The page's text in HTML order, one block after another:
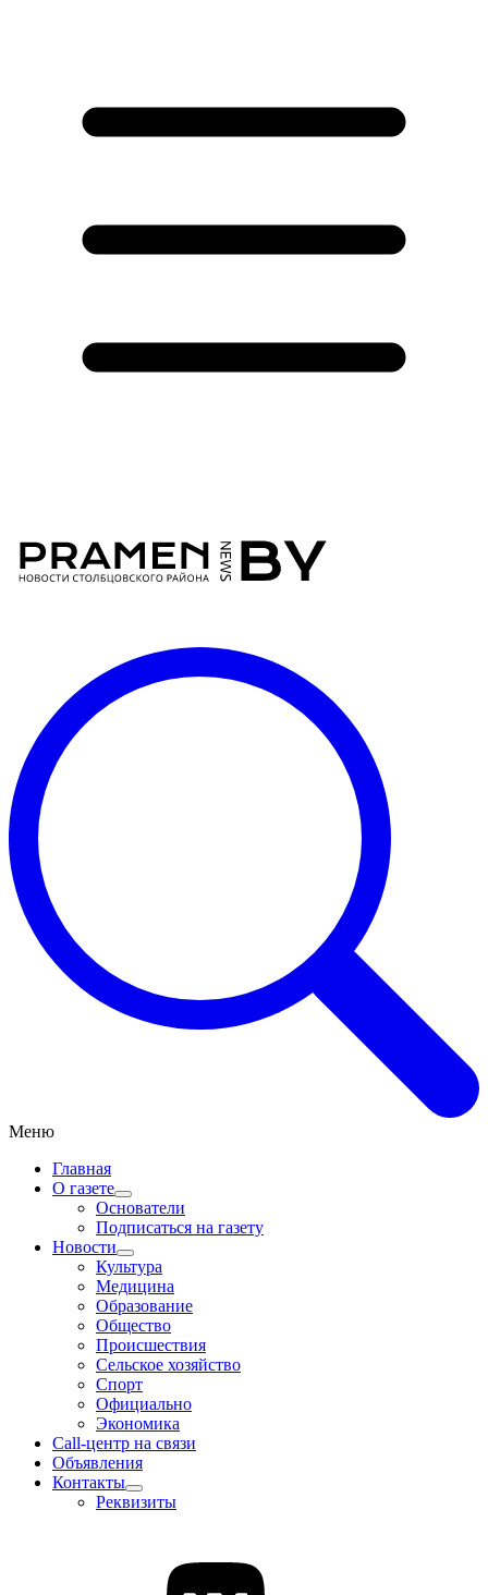
Меню
Главная
О газете
Основатели
Подписаться на газету
Новости
Культура
Медицина
Образование
Общество
Происшествия
Сельское хозяйство
Спорт
Официально
Экономика
Call-центр на связи
Объявления
Контакты
Реквизиты